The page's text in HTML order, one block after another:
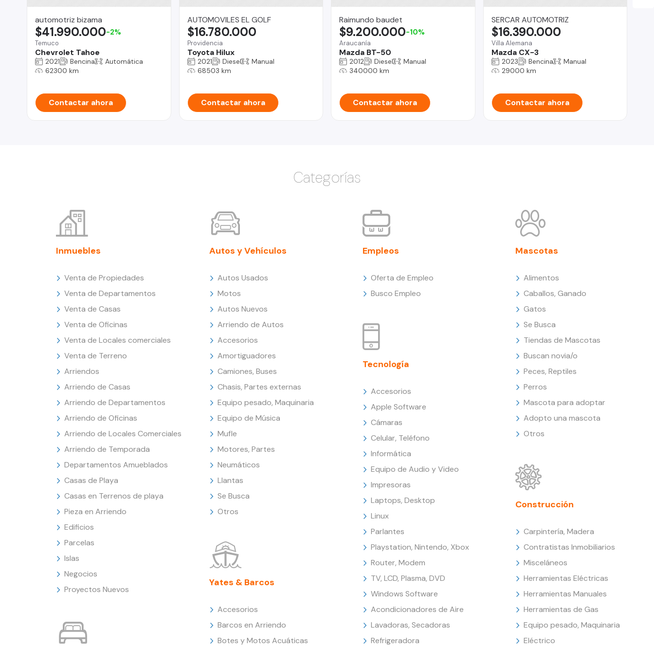
automotriz bizama
Temuco
Chevrolet Tahoe
$41.990.000-2%
2021 Bencina
Automática
62300 km
Contactar ahora
AUTOMOVILES EL GOLF
Providencia
Toyota Hilux
$16.780.000
2021 Diesel
Manual
68503 km
Contactar ahora
Raimundo baudet
Araucanía
Mazda BT-50
$9.200.000-10%
2012 Diesel
Manual
340000 km
Contactar ahora
SERCAR AUTOMOTRIZ
Villa Alemana
Mazda CX-3
$16.390.000
2023 Bencina
Manual
29000 km
Contactar ahora
Categorías
Inmuebles
Venta de Propiedades
Venta de Departamentos
Venta de Casas
Venta de Oficinas
Venta de Locales comerciales
Venta de Terreno
Arriendos
Arriendo de Casas
Arriendo de Departamentos
Arriendo de Oficinas
Arriendo de Locales Comerciales
Arriendo de Temporada
Departamentos Amueblados
Casas de Playa
Casas en Terrenos de playa
Pieza en Arriendo
Edificios
Parcelas
Islas
Negocios
Proyectos Nuevos
Autos y Vehículos
Autos Usados
Motos
Autos Nuevos
Arriendo de Autos
Accesorios
Amortiguadores
Camiones, Buses
Chasis, Partes externas
Equipo pesado, Maquinaria
Equipo de Música
Mufle
Motores, Partes
Neumáticos
Llantas
Se Busca
Otros
Yates & Barcos
Accesorios
Barcos en Arriendo
Botes y Motos Acuáticas
Empleos
Oferta de Empleo
Busco Empleo
Tecnología
Accesorios
Apple Software
Cámaras
Celular, Teléfono
Informática
Equipo de Audio y Video
Impresoras
Laptops, Desktop
Linux
Parlantes
Playstation, Nintendo, Xbox
Router, Modem
TV, LCD, Plasma, DVD
Windows Software
Acondicionadores de Aire
Lavadoras, Secadoras
Refrigeradora
Mascotas
Alimentos
Caballos, Ganado
Gatos
Se Busca
Tiendas de Mascotas
Buscan novia/o
Peces, Reptiles
Perros
Mascota para adoptar
Adopto una mascota
Otros
Construcción
Carpintería, Madera
Contratistas Inmobiliarios
Misceláneos
Herramientas Eléctricas
Herramientas Manuales
Herramientas de Gas
Equipo pesado, Maquinaria
Eléctrico